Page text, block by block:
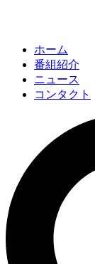
ホーム
番組紹介
ニュース
コンタクト